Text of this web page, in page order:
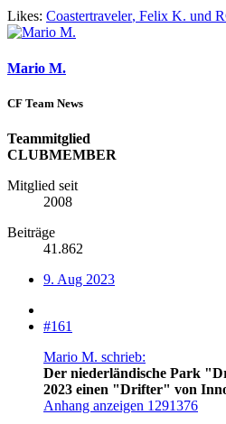
Likes: Coastertraveler, Felix K. und
Mario M.
CF Team News
Teammitglied
CLUBMEMBER
Mitglied seit
2008
Beiträge
41.862
9. Aug 2023
#161
Mario M. schrieb:
Der niederländische Park
2023 einen "Drifter" von
Anhang anzeigen 1291376